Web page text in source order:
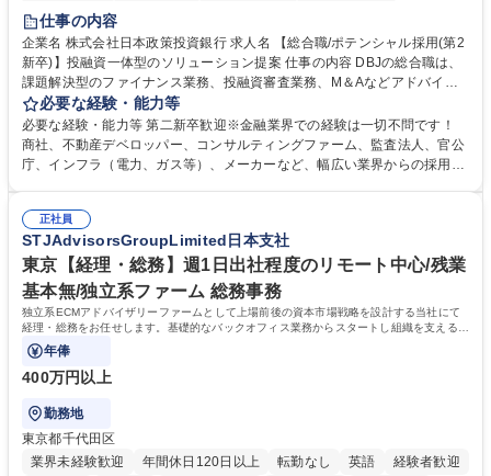
駅近5分以内
食事補助あり
託児所あり
仕事の内容
企業名 株式会社日本政策投資銀行 求人名 【総合職/ポテンシャル採用(第2
新卒)】投融資一体型のソリューション提案 仕事の内容 DBJの総合職は、
課題解決型のファイナンス業務、投融資審査業務、M＆Aなどアドバイザ
リー業務、地域戦略企画業務など、多様な業務に精通し、複数の専門性を
掛け合わせて広く社会に貢献していく職種です。 入社後は、横断的なロー
テーションを経て適性や専門性に応じたキャリアを形成していただきま
す。総合職として入社いただき、下記いずれかの部門でご活躍いただきま
ート・ナレッジ業務 ※それぞれの業務内容に関しては、別途その他労働条
件備考欄に記載 募集職種 【総合職/ポテンシャル採用(第2新卒)】投融資一
体型のソリューション提案
必要な経験・能力等
必要な経験・能力等 第二新卒歓迎※金融業界での経験は一切不問です！
商社、不動産デベロッパー、コンサルティングファーム、監査法人、官公
庁、インフラ（電力、ガス等）、メーカーなど、幅広い業界からの採用実
く高い志を併せもった人材を求めています。ポテンシャル採用（第2新
卒）では、金融業界での経験や知識を問いません。新たな時代を見据え
て、複雑化する社会課題の解決に向けて先鞭をつける役割を担いたい、と
いう気概をお持ちの方を心待ちにしています。 学歴・資格 学歴：大学院
大学 語学力： 資格：
正社員
STJAdvisorsGroupLimited日本支社
東京【経理・総務】週1日出社程度のリモート中心/残業
基本無/独立系ファーム 総務事務
独立系ECMアドバイザリーファームとして上場前後の資本市場戦略を設計する当社にて
経理・総務をお任せします。基礎的なバックオフィス業務からスタートし組織を支える専
任担当として広く活躍できる環境です。
年俸
400万円以上
勤務地
東京都千代田区
業界未経験歓迎
年間休日120日以上 転勤なし 英語 経験者歓迎